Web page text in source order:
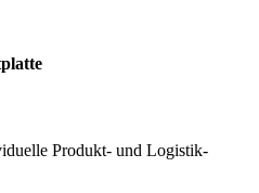
Produkt- und Logistik-